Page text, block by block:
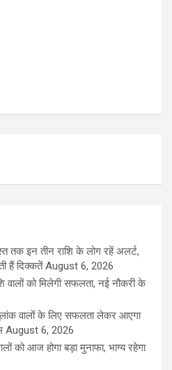
इन तीन राशि के लोग रहें अलर्ट,
हैं दिक्कतें August 6, 2026
को मिलेगी सफलता, नई नौकरी के
वालों के लिए सफलता लेकर आएगा
August 6, 2026
को आज होगा बड़ा मुनाफा, भाग्य रहेगा